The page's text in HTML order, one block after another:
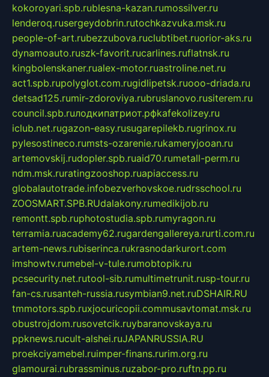
kokoroyari.spb.rublesna-kazan.rumossilver.ru
lenderoq.rusergeydobrin.rutochkazvuka.msk.ru
people-of-art.rubezzubova.ruclubtibet.ruorior-aks.ru
dynamoauto.ruszk-favorit.rucarlines.ruflatnsk.ru
kingbolenskaner.rualex-motor.ruastroline.net.ru
act1.spb.rupolyglot.com.rugidlipetsk.ruooo-driada.ru
detsad125.rumir-zdoroviya.rubruslanovo.rusiterem.ru
council.spb.ruлодкипатриот.рфkafekolizey.ru
iclub.net.rugazon-easy.rusugarepilekb.rugrinox.ru
pylesostineco.rumsts-ozarenie.rukameryjooan.ru
artemovskij.rudopler.spb.ruaid70.rumetall-perm.ru
ndm.msk.ruratingzooshop.ruapiaccess.ru
globalautotrade.infobezverhovskoe.rudrsschool.ru
ZOOSMART.SPB.RUdalakony.rumedikijob.ru
remontt.spb.ruphotostudia.spb.rumyragon.ru
terramia.ruacademy62.rugardengallereya.rurti.com.ru
artem-news.rubiserinca.rukrasnodarkurort.com
imshowtv.rumebel-v-tule.rumobtopik.ru
pcsecurity.net.rutool-sib.rumultimetrunit.rusp-tour.ru
fan-cs.rusanteh-russia.rusymbian9.net.ruDSHAIR.RU
tmmotors.spb.ruxjocuricopii.commusavtomat.msk.ru
obustrojdom.rusovetcik.ruybaranovskaya.ru
ppknews.rucult-alshei.ruJAPANRUSSIA.RU
proekciyamebel.ruimper-finans.rurim.org.ru
glamourai.rubrassminus.ruzabor-pro.ruftn.pp.ru